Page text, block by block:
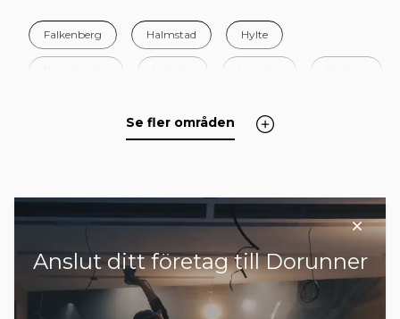
Falkenberg Halmstad Hylte
Se fler områden
Anslut ditt företag till Dorunner